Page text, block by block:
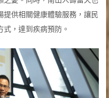
提供相關健康體驗服務，讓民
，達到疾病預防。